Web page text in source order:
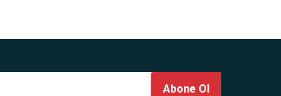
Abone Ol